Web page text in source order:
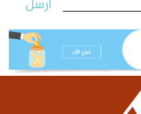
ارسل